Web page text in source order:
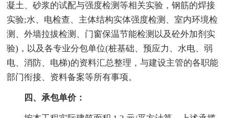
凝土、砂浆的试配与强度检测等相关实验，钢筋的焊接
实验;水、电检查、主体结构实体强度检测、室内环境检
测、外墙拉拔检测、门窗保温节能检测以及砼外加剂实
验)，以及各专业分包单位(桩基础、预应力、水电、弱
电、消防、电梯)的资料汇总整理，与建设主管的各职能
部门衔接、资料备案等所有事项。
四、承包单价：